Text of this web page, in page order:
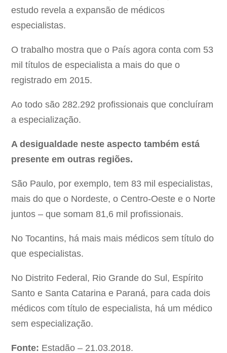
estudo revela a expansão de médicos
especialistas.
O trabalho mostra que o País agora conta com 53
mil títulos de especialista a mais do que o
registrado em 2015.
Ao todo são 282.292 profissionais que concluíram
a especialização.
A desigualdade neste aspecto também está
presente em outras regiões.
São Paulo, por exemplo, tem 83 mil especialistas,
mais do que o Nordeste, o Centro-Oeste e o Norte
juntos – que somam 81,6 mil profissionais.
No Tocantins, há mais mais médicos sem título do
que especialistas.
No Distrito Federal, Rio Grande do Sul, Espírito
Santo e Santa Catarina e Paraná, para cada dois
médicos com título de especialista, há um médico
sem especialização.
Fonte: Estadão – 21.03.2018.